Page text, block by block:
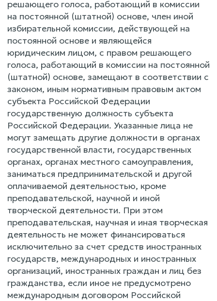
решающего голоса, работающий в комиссии
на постоянной (штатной) основе, член иной
избирательной комиссии, действующей на
постоянной основе и являющейся
юридическим лицом, с правом решающего
голоса, работающий в комиссии на постоянной
(штатной) основе, замещают в соответствии с
законом, иным нормативным правовым актом
субъекта Российской Федерации
государственную должность субъекта
Российской Федерации. Указанные лица не
могут замещать другие должности в органах
государственной власти, государственных
органах, органах местного самоуправления,
заниматься предпринимательской и другой
оплачиваемой деятельностью, кроме
преподавательской, научной и иной
творческой деятельности. При этом
преподавательская, научная и иная творческая
деятельность не может финансироваться
исключительно за счет средств иностранных
государств, международных и иностранных
организаций, иностранных граждан и лиц без
гражданства, если иное не предусмотрено
международным договором Российской